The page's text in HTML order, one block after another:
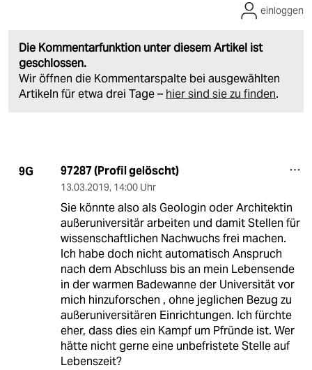
Die Kommentarfunktion unter diesem Artikel ist
geschlossen.
Wir öffnen die Kommentarspalte bei ausgewählten
Artikeln für etwa drei Tage – hier sind sie zu finden.
einloggen
9G 97287 (Profil gelöscht)
13.03.2019, 14:00 Uhr
Sie könnte also als Geologin oder Architektin
außeruniversitär arbeiten und damit Stellen für
wissenschaftlichen Nachwuchs frei machen.
Ich habe doch nicht automatisch Anspruch
nach dem Abschluss bis an mein Lebensende
in der warmen Badewanne der Universität vor
mich hinzuforschen , ohne jeglichen Bezug zu
außeruniversitären Einrichtungen. Ich fürchte
eher, dass dies ein Kampf um Pfründe ist. Wer
hätte nicht gerne eine unbefristete Stelle auf
Lebenszeit?